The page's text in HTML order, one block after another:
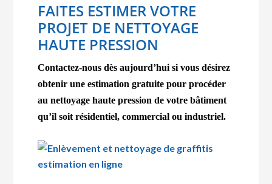
FAITES ESTIMER VOTRE
PROJET DE NETTOYAGE
HAUTE PRESSION
Contactez-nous dès aujourd’hui si vous désirez
obtenir une estimation gratuite pour procéder
au nettoyage haute pression de votre bâtiment
qu’il soit résidentiel, commercial ou industriel.